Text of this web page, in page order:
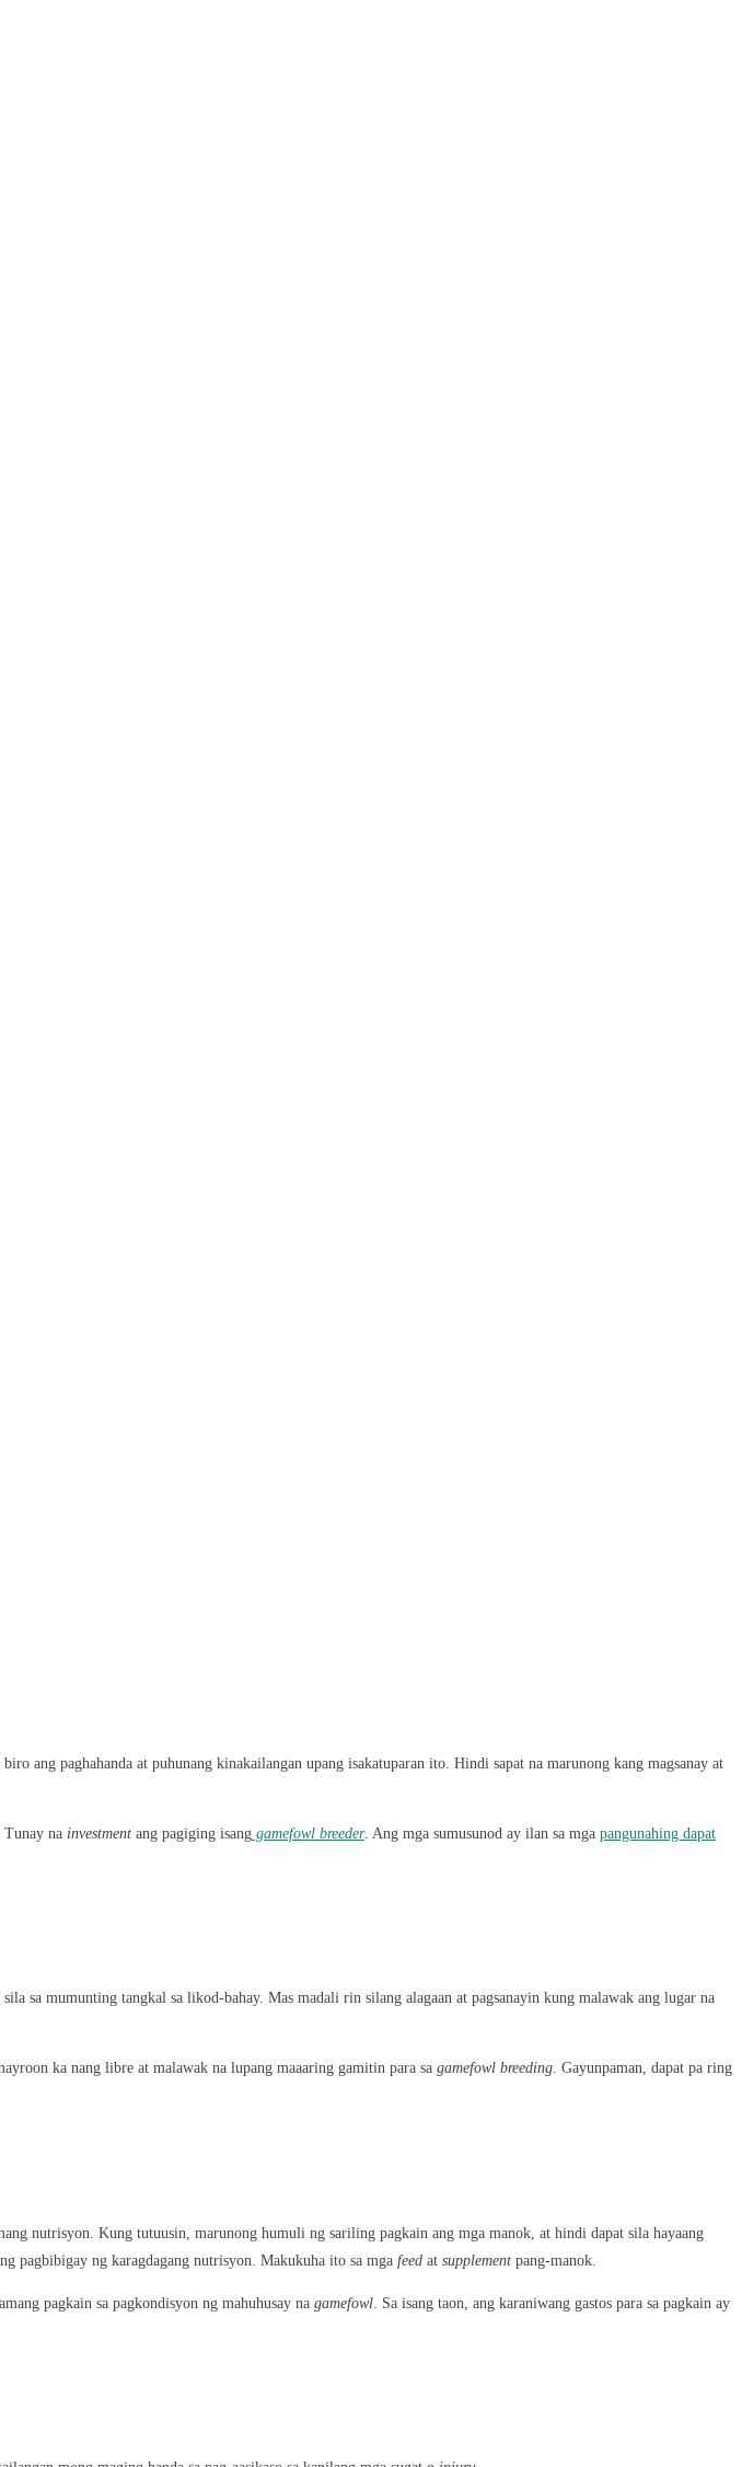
ang paghahanda at puhunang kinakailangan upang isakatuparan ito. Hindi sapat na marunong kang magsanay at
Tunay na investment ang pagiging isang gamefowl breeder. Ang mga sumusunod ay ilan sa mga pangunahing dapat
sa mumunting tangkal sa likod-bahay. Mas madali rin silang alagaan at pagsanayin kung malawak ang lugar na
ka nang libre at malawak na lupang maaaring gamitin para sa gamefowl breeding. Gayunpaman, dapat pa ring
nutrisyon. Kung tutuusin, marunong humuli ng sariling pagkain ang mga manok, at hindi dapat sila hayaang
pagbibigay ng karagdagang nutrisyon. Makukuha ito sa mga feed at supplement pang-manok.
pagkain sa pagkondisyon ng mahuhusay na gamefowl . Sa isang taon, ang karaniwang gastos para sa pagkain ay